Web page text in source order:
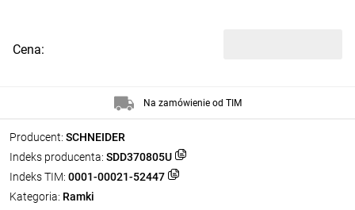
Producent: SCHNEIDER
Indeks producenta: SDD370805U
Indeks TIM: 0001-00021-52447
Kategoria: Ramki
Cena:
Na zamówienie od TIM